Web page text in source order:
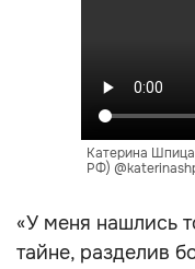
Катерина
РФ)
«У меня нашлись
тайне, разделив